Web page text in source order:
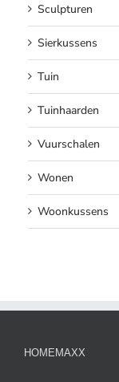
Sculpturen
Sierkussens
Tuin
Tuinhaarden
Vuurschalen
Wonen
Woonkussens
HOMEMAXX